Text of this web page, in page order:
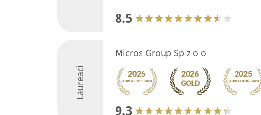
8.5
Laureaci
Micros Group Sp z o o
9.3